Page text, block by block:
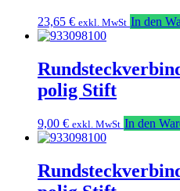
23,65 € exkl. MwSt In den
polig Stift
9,00 € exkl. MwSt In den